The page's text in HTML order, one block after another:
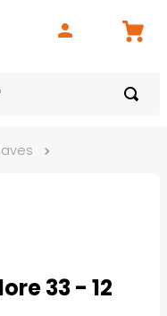
33 - 12